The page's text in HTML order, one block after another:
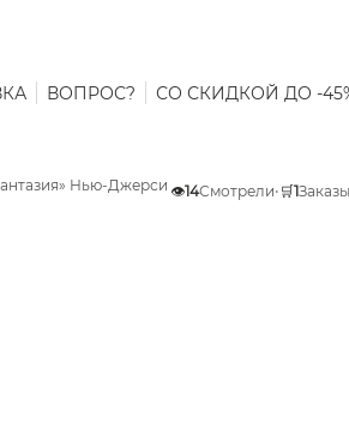
ВОПРОС? СО СКИДКОЙ ДО -
Нью-Джерси 👁️14Смотрели• 🛒1Заказы